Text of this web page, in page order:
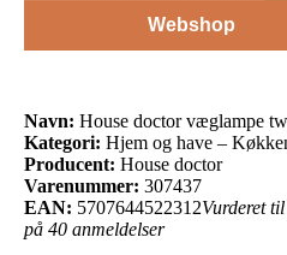
Webshop
Navn: House doctor væglampe
Kategori: Hjem og have –
Producent: House doctor
Varenummer: 307437
EAN: 5707644522312Vurderet
på 40 anmeldelser